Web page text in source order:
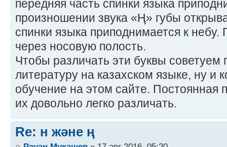
передняя часть спинки языка
произношении звука «Ң» губы
спинки языка приподнимается к небу.
через носовую полость.
Чтобы различать эти буквы советуем
литературу на казахском языке, ну и
обучение на этом сайте. Постоянная
их довольно легко различать.
Re: н және ң